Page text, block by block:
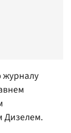
журналу
Дизелем.